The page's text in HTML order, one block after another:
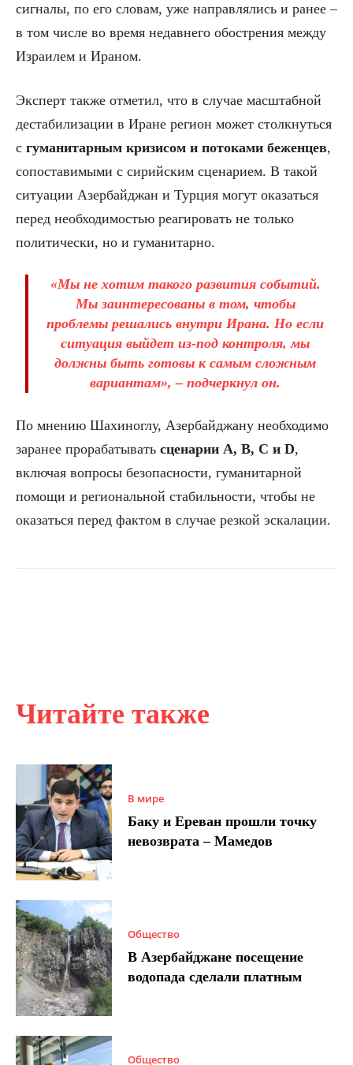
Читайте также
В мире
Баку и Ереван прошли точку
невозврата – Мамедов
Общество
В Азербайджане посещение
водопада сделали платным
Общество
сигналы, по его словам, уже направлялись и ранее –
в том числе во время недавнего обострения между
Израилем и Ираном.
Эксперт также отметил, что в случае масштабной
дестабилизации в Иране регион может столкнуться
с гуманитарным кризисом и потоками беженцев,
сопоставимыми с сирийским сценарием. В такой
ситуации Азербайджан и Турция могут оказаться
перед необходимостью реагировать не только
политически, но и гуманитарно.
«Мы не хотим такого развития событий.
Мы заинтересованы в том, чтобы
проблемы решались внутри Ирана. Но если
ситуация выйдет из-под контроля, мы
должны быть готовы к самым сложным
вариантам», – подчеркнул он.
По мнению Шахиноглу, Азербайджану необходимо
заранее прорабатывать сценарии A, B, C и D,
включая вопросы безопасности, гуманитарной
помощи и региональной стабильности, чтобы не
оказаться перед фактом в случае резкой эскалации.